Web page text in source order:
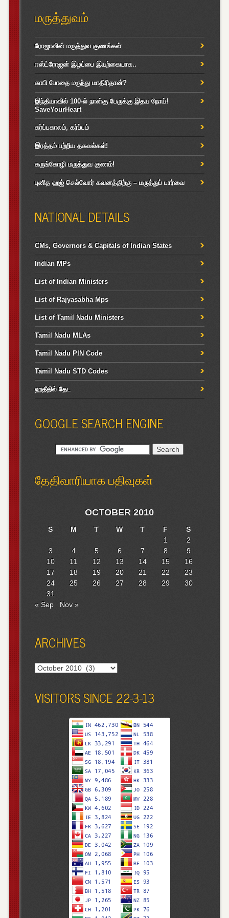
மருத்துவம்
ரோஜாவின் மருத்துவ குணங்கள்
ஈஸ்ட்ரோஜன் இழப்பை இயற்கையாக..
காபி போதை மருந்து மாதிரிதான்?
இந்தியாவில் 100-ல் நான்கு பேருக்கு இதய நோய்!
SaveYourHeart
கர்ப்பகாலம், கர்ப்பம்
இரத்தம் பற்றிய தகவல்கள்!
கருங்கோழி மருத்துவ குணம்!
புனித ஹஜ் செல்வோர் கவனத்திற்கு – மருத்துப் பார்வை
NATIONAL DETAILS
CMs, Governors & Capitals of Indian States
Indian MPs
List of Indian Ministers
List of Rajyasabha Mps
List of Tamil Nadu Ministers
Tamil Nadu MLAs
Tamil Nadu PIN Code
Tamil Nadu STD Codes
ஹதீதில் தேட
GOOGLE SEARCH ENGINE
தேதிவாரியாக பதிவுகள்
OCTOBER 2010
S M T W T F
S
1
2
3
4 5 6 7 8
9
10
11 12 13 14 15
16
17
18 19 20 21 22
23
24
25 26 27 28 29
30
31
« Sep
Nov »
ARCHIVES
Archives
VISITORS SINCE 22-3-13